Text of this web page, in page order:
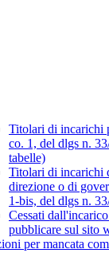
Titolari di incarichi
co. 1, del dlgs n.
tabelle)
Titolari di incarichi
direzione o di
1-bis, del dlgs n.
Cessati
pubblicare sul sito
per mancata